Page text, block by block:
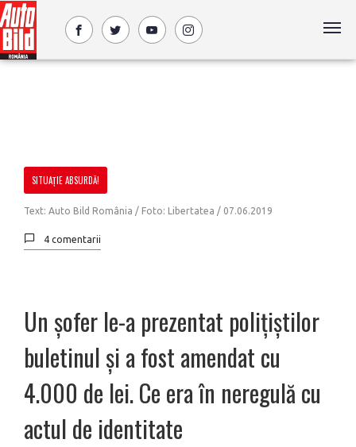
SITUAȚIE ABSURDĂ!
Text: Auto Bild România / Foto: Libertatea / 07.06.2019
4 comentarii
Un șofer le-a prezentat polițiștilor
buletinul și a fost amendat cu
4.000 de lei. Ce era în neregulă cu
actul de identitate